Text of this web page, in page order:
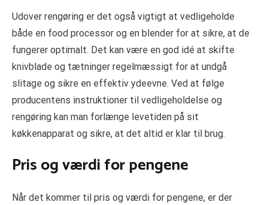
Udover rengøring er det også vigtigt at vedligeholde
både en food processor og en blender for at sikre, at de
fungerer optimalt. Det kan være en god idé at skifte
knivblade og tætninger regelmæssigt for at undgå
slitage og sikre en effektiv ydeevne. Ved at følge
producentens instruktioner til vedligeholdelse og
rengøring kan man forlænge levetiden på sit
køkkenapparat og sikre, at det altid er klar til brug.
Pris og værdi for pengene
Når det kommer til pris og værdi for pengene, er der